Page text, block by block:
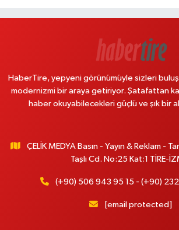
HaberTire, yepyeni görünümüyle sizleri
modernizmi bir araya getiriyor. Şatafattan
haber okuyabilecekleri güçlü ve şık bir
ÇELİK MEDYA Basın - Yayın & Reklam -
Taşlı Cd. No:25 Kat:1 TİRE-
(+90) 506 943 95 15 - (+90)
[email protected]